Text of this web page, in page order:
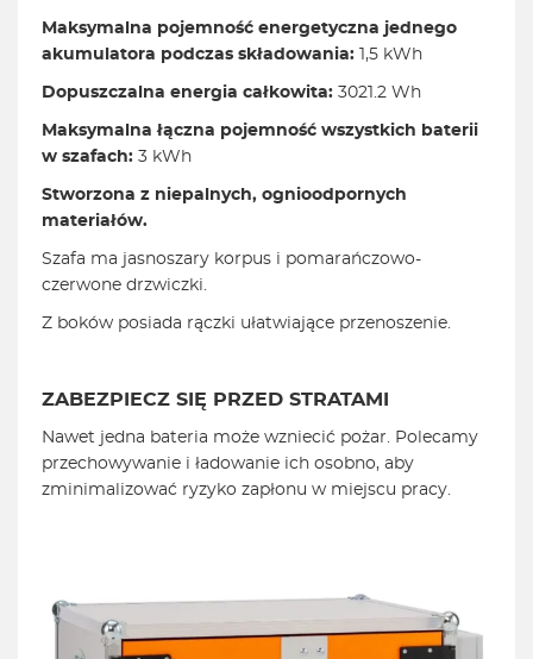
Maksymalna pojemność energetyczna jednego
akumulatora podczas składowania: 1,5 kWh
Dopuszczalna energia całkowita: 3021.2 Wh
Maksymalna łączna pojemność wszystkich baterii
w szafach: 3 kWh
Stworzona z niepalnych, ognioodpornych
materiałów.
Szafa ma jasnoszary korpus i pomarańczowo-
czerwone drzwiczki.
Z boków posiada rączki ułatwiające przenoszenie.
ZABEZPIECZ SIĘ PRZED STRATAMI
Nawet jedna bateria może wzniecić pożar. Polecamy
przechowywanie i ładowanie ich osobno, aby
zminimalizować ryzyko zapłonu w miejscu pracy.